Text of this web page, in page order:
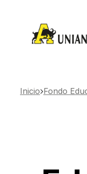
Inicio Fondo